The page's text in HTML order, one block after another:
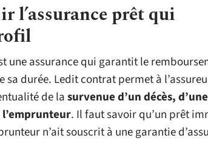
l’assurance prêt qui
une assurance qui garantit le
durée. Ledit contrat permet à
de lasurvenue d’un décès,
. Il faut savoir qu’un prêt
n’ait souscrit à une garantie